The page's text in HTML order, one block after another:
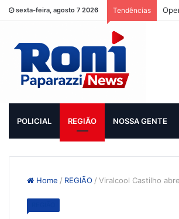
sexta-feira, agosto 7 2026 Tendências
POLICIAL REGIÃO NOSSA GENTE
Home / REGIÃO / Viralcool Castilho